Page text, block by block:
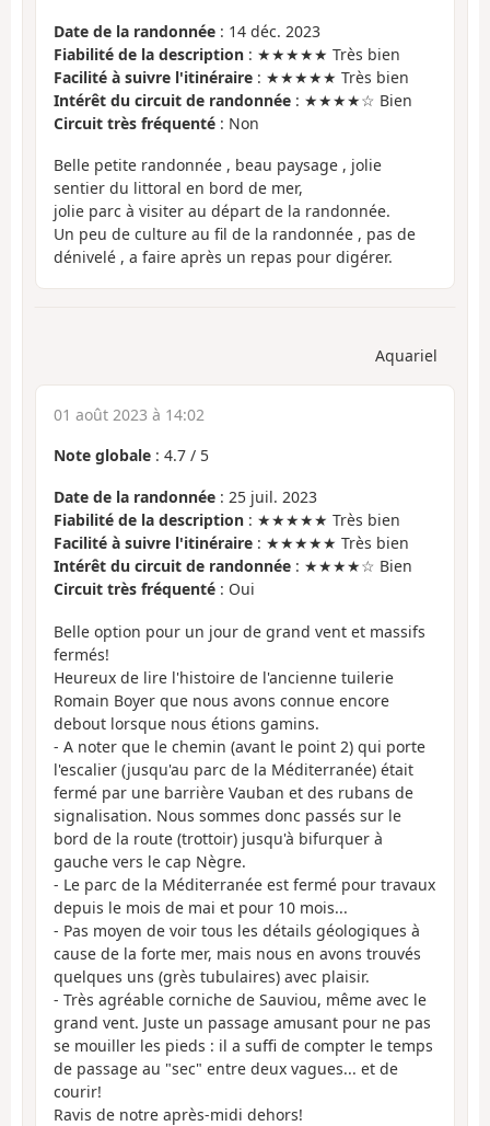
Date de la randonnée : 14 déc. 2023
Fiabilité de la description : ★★★★★ Très bien
Facilité à suivre l'itinéraire : ★★★★★ Très bien
Intérêt du circuit de randonnée : ★★★★☆ Bien
Circuit très fréquenté : Non
Belle petite randonnée , beau paysage , jolie
sentier du littoral en bord de mer,
jolie parc à visiter au départ de la randonnée.
Un peu de culture au fil de la randonnée , pas de
dénivelé , a faire après un repas pour digérer.
Aquariel
01 août 2023 à 14:02
Note globale : 4.7 / 5
Date de la randonnée : 25 juil. 2023
Fiabilité de la description : ★★★★★ Très bien
Facilité à suivre l'itinéraire : ★★★★★ Très bien
Intérêt du circuit de randonnée : ★★★★☆ Bien
Circuit très fréquenté : Oui
Belle option pour un jour de grand vent et massifs
fermés!
Heureux de lire l'histoire de l'ancienne tuilerie
Romain Boyer que nous avons connue encore
debout lorsque nous étions gamins.
- A noter que le chemin (avant le point 2) qui porte
l'escalier (jusqu'au parc de la Méditerranée) était
fermé par une barrière Vauban et des rubans de
signalisation. Nous sommes donc passés sur le
bord de la route (trottoir) jusqu'à bifurquer à
gauche vers le cap Nègre.
- Le parc de la Méditerranée est fermé pour travaux
depuis le mois de mai et pour 10 mois...
- Pas moyen de voir tous les détails géologiques à
cause de la forte mer, mais nous en avons trouvés
quelques uns (grès tubulaires) avec plaisir.
- Très agréable corniche de Sauviou, même avec le
grand vent. Juste un passage amusant pour ne pas
se mouiller les pieds : il a suffi de compter le temps
de passage au "sec" entre deux vagues... et de
courir!
Ravis de notre après-midi dehors!